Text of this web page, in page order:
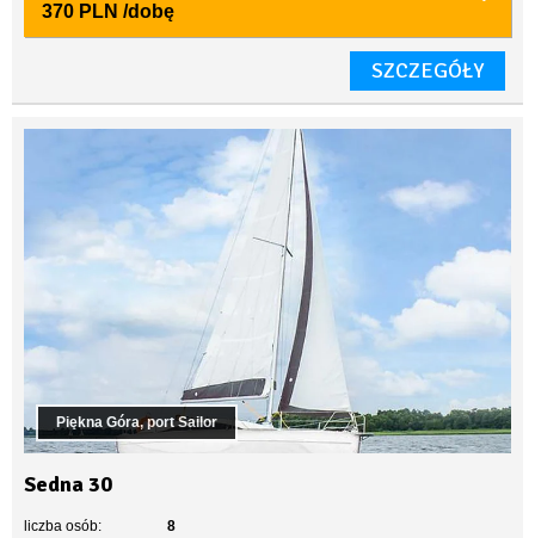
370 PLN /dobę
SZCZEGÓŁY
Piękna Góra, port Sailor
Sedna 30
liczba osób:
8